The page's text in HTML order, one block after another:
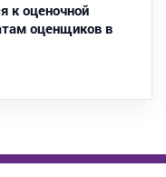
к оценочной
оценщиков в